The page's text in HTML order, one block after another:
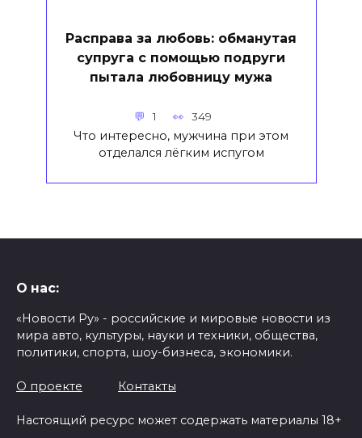
Расправа за любовь: обманутая
супруга с помощью подруги
пытала любовницу мужа
1 349
Что интересно, мужчина при этом
отделался лёгким испугом
О нас:
«Новости Ру» - российские и мировые новости из
мира авто, культуры, науки и техники, общества,
политики, спорта, шоу-бизнеса, экономики.
О проекте Контакты
Настоящий ресурс может содержать материалы 18+